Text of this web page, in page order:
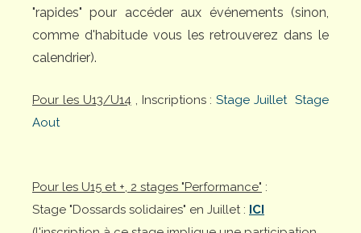
"rapides" pour accéder aux événements (sinon,
comme d'habitude vous les retrouverez dans le
calendrier).
Pour les U13/U14, Inscriptions :Stage Juillet Stage
Aout
Pour les U15 et +, 2 stages "Performance" :
Stage "Dossards solidaires" en Juillet : ICI